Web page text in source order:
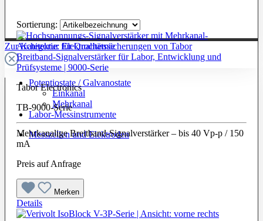
Zur Kategorie: Elektrochemie
Potentiostate / Galvanostate
Einkanal
Mehrkanal
Labor-Messinstrumente
Messzellen und Elektroden
Sortierung:
Breitband-Signalverstärker für Labor, Entwicklung und
Prüfsysteme | 9000-Serie
Tabor Electronics
TB-9000-Serie
Mehrkanalige Breitband-Signalverstärker – bis 40 Vp-p / 150
mA
Preis auf Anfrage
Merken
Details